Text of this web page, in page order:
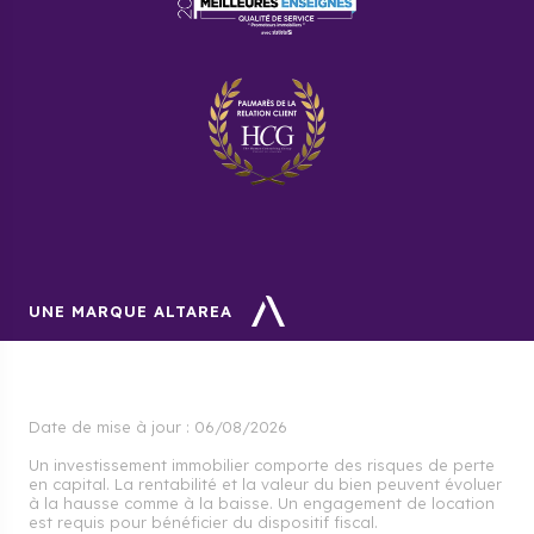
Asnières-sur-Seine varie d’un quartier à un autre.
Mais en général, celui-ci varie entre 4 700 et 10 000
Comment se porte le marché
immobilier à Asnières-sur-Seine
UNE MARQUE ALTAREA
Date de mise à jour : 06/08/2026
Un investissement immobilier comporte des risques de perte
en capital. La rentabilité et la valeur du bien peuvent évoluer
à la hausse comme à la baisse. Un engagement de location
est requis pour bénéficier du dispositif fiscal.